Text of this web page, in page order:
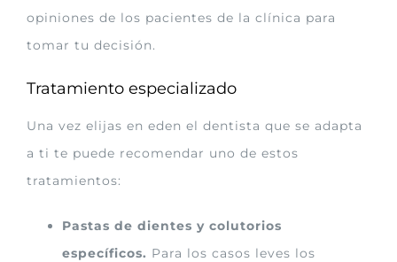
opiniones de los pacientes de la clínica para
tomar tu decisión.
Tratamiento especializado
Una vez elijas en eden el dentista que se adapta
a ti te puede recomendar uno de estos
tratamientos:
Pastas de dientes y colutorios
específicos. Para los casos leves los